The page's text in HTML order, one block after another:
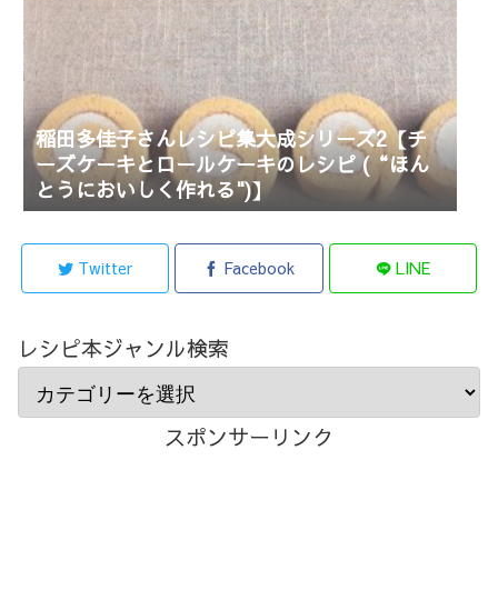
稲田多佳子さんレシピ集大成シリーズ2【チ
ーズケーキとロールケーキのレシピ (“ほん
とうにおいしく作れる")】
Twitter Facebook LINE
レシピ本ジャンル検索
スポンサーリンク